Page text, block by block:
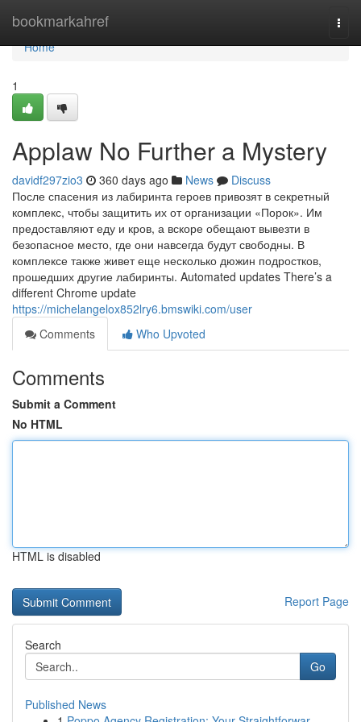
bookmarkahref
Home
Home
1
Applaw No Further a Mystery
davidf297zio3 360 days ago News
Discuss
После спасения из лабиринта героев привозят в секретный
комплекс, чтобы защитить их от организации «Порок». Им
предоставляют еду и кров, а вскоре обещают вывезти в
безопасное место, где они навсегда будут свободны. В
комплексе также живет еще несколько дюжин подростков,
прошедших другие лабиринты. Automated updates There’s a
different Chrome update
https://michelangelox852lry6.bmswiki.com/user
Comments
Who Upvoted
Comments
Submit a Comment
No HTML
HTML is disabled
Report Page
Search
Go
Published News